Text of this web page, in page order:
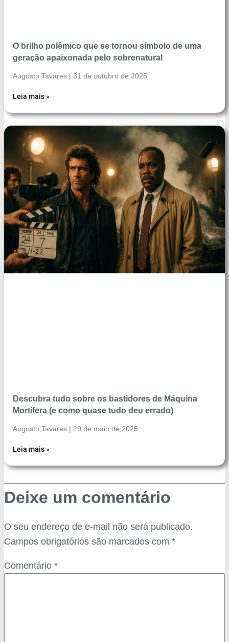
O brilho polêmico que se tornou símbolo de uma
geração apaixonada pelo sobrenatural
Augusto Tavares 31 de outubro de 2025
Leia mais »
Descubra tudo sobre os bastidores de Máquina
Mortífera (e como quase tudo deu errado)
Augusto Tavares 29 de maio de 2025
Leia mais »
Deixe um comentário
O seu endereço de e-mail não será publicado.
Campos obrigatórios são marcados com *
Comentário *